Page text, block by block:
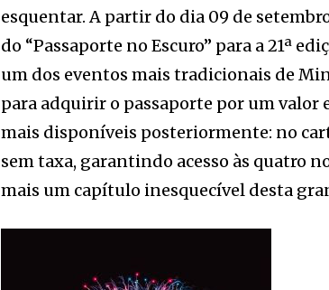
esquentar. A partir do dia 09 de
do “Passaporte no Escuro” para a 21ª
um dos eventos mais tradicionais de
para adquirir o passaporte por um valor
mais disponíveis posteriormente: no
sem taxa, garantindo acesso às quatro
mais um capítulo inesquecível desta